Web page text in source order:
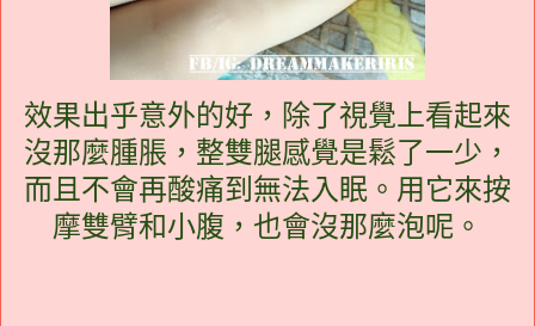
效果出乎意外的好，除了視覺上看起來
沒那麼腫脹，整雙腿感覺是鬆了一少，
而且不會再酸痛到無法入眠。用它來按
摩雙臂和小腹，也會沒那麼泡呢。